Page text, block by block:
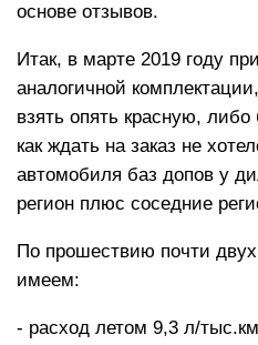
основе отзывов.
Итак, в марте 2019 году
аналогичной
взять опять красную,
как ждать на заказ не
автомобиля баз допов у
регион плюс соседние
По прошествию почти
имеем:
- расход летом 9,3 л/